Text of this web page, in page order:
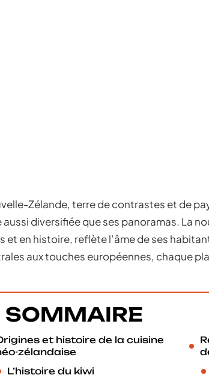
Zélande, terre de contrastes et de
aussi diversifiée que ses panoramas. La
et en histoire, reflète l’âme de ses
aux touches européennes, chaque
SOMMAIRE
et histoire de la cuisine
zélandaise
L’histoire du kiwi